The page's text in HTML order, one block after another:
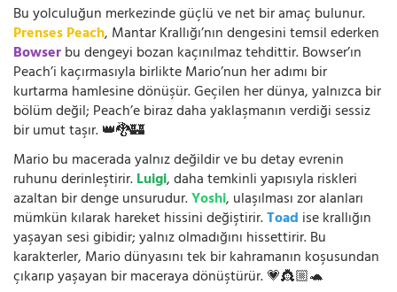
Bu yolculuğun merkezinde güçlü ve net bir amaç bulunur.
Prenses Peach, Mantar Krallığı’nın dengesini temsil ederken
Bowserbu dengeyi bozan kaçınılmaz tehdittir. Bowser’ın
Peach’i kaçırmasıyla birlikte Mario’nun her adımı bir
kurtarma hamlesine dönüşür. Geçilen her dünya, yalnızca bir
bölüm değil; Peach’e biraz daha yaklaşmanın verdiği sessiz
bir umut taşır. 👑🐉🏰
Mario bu macerada yalnız değildir ve bu detay evrenin
ruhunu derinleştirir.Luigi, daha temkinli yapısıyla riskleri
azaltan bir denge unsurudur.Yoshi, ulaşılması zor alanları
mümkün kılarak hareket hissini değiştirir.Toad ise krallığın
yaşayan sesi gibidir; yalnız olmadığını hissettirir. Bu
karakterler, Mario dünyasını tek bir kahramanın koşusundan
çıkarıp yaşayan bir maceraya dönüştürür. 💗👸🏼🐢